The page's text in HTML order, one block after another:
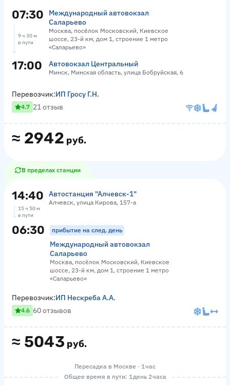
07:30
Международный автовокзал
Саларьево
Москва, посёлок Московский, Киевское
шоссе, 23-й км, дом 1, строение 1 метро
«Саларьево»
9 ч 30 м
в пути
17:00 Автовокзал Центральный
Минск, Минская область, улица Бобруйская, 6
≈ 2942 руб.
Перевозчик:ИП Гросу Г.Н.
4.7 21 отзыв
В пределах станции
14:40 Автостанция "Алчевск-1"
Алчевск, улица Кирова, 157-а
15 ч 50 м
в пути
06:30 прибытие на след. день
Международный автовокзал
Саларьево
Москва, посёлок Московский, Киевское
шоссе, 23-й км, дом 1, строение 1 метро
«Саларьево»
≈ 5043 руб.
Перевозчик:ИП Нескреба А.А.
4.6 60 отзывов
Пересадка в Москве · 1 час
Общее время в пути: 1 день 2 часа